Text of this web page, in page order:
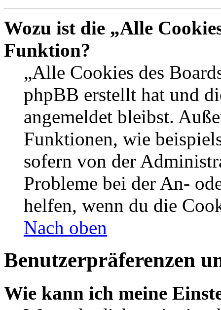
Wozu ist die „Alle
Funktion?
„Alle Cookies des
phpBB erstellt hat und
angemeldet bleibst.
Funktionen, wie
sofern von der
Probleme bei der An-
helfen, wenn du die
Nach oben
Benutzerpräferenzen
Wie kann ich meine